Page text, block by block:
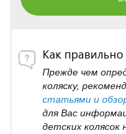
Как правильно
Прежде чем
коляску,
статьями и
для Вас
детских